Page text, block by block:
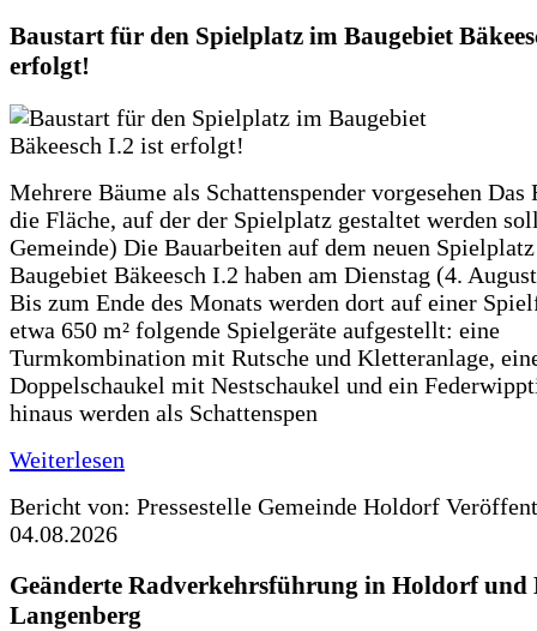
Baustart für den Spielplatz im Baugebiet
erfolgt!
Mehrere Bäume als Schattenspender vorgesehen Das
die Fläche, auf der der Spielplatz gestaltet werden
Gemeinde) Die Bauarbeiten auf dem neuen
Baugebiet Bäkeesch I.2 haben am Dienstag (4.
Bis zum Ende des Monats werden dort auf einer
etwa 650 m² folgende Spielgeräte aufgestellt: eine
Turmkombination mit Rutsche und Kletteranlage,
Doppelschaukel mit Nestschaukel und ein
hinaus werden als Schattenspen
Weiterlesen
Bericht von: Pressestelle Gemeinde Holdorf
04.08.2026
Geänderte Radverkehrsführung in Holdorf
Langenberg